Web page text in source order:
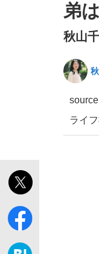
弟
秋山
ライフ